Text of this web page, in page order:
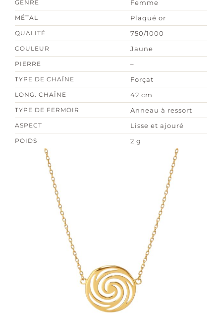
GENRE Femme
MÉTAL Plaqué or
QUALITÉ 750/1000
COULEUR Jaune
PIERRE –
TYPE DE CHAÎNE Forçat
LONG. CHAÎNE 42 cm
TYPE DE FERMOIR Anneau à ressort
ASPECT Lisse et ajouré
POIDS 2 g